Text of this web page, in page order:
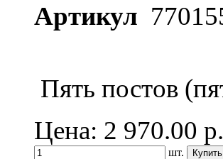
Артикул
Пять постов
Цена: 2 970.00 р.
шт.